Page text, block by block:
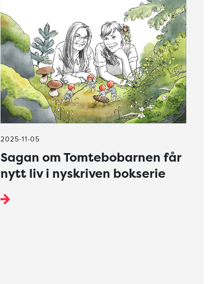
2025-11-05
Sagan om Tomtebobarnen får
nytt liv i nyskriven bokserie